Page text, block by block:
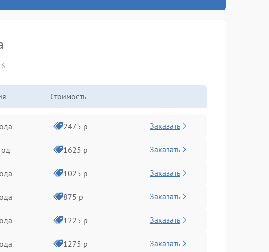
Стоимость
2475 р Заказать
1625 р Заказать
1025 р Заказать
875 р Заказать
1225 р Заказать
1275 р Заказать